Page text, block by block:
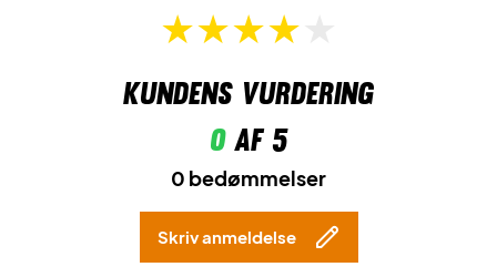
Kundens vurdering
0af 5
0 bedømmelser
Skriv anmeldelse